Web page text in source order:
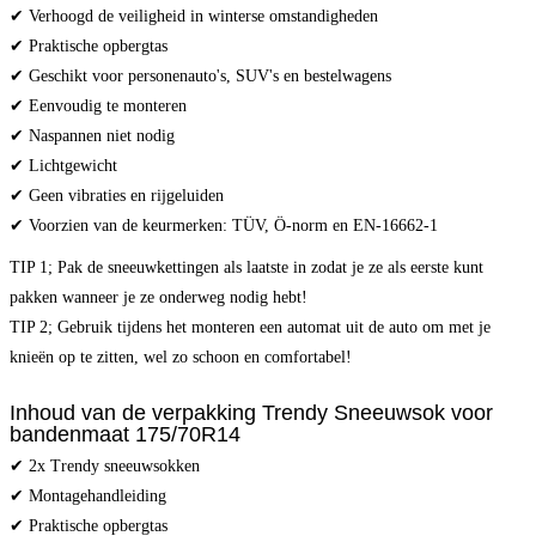
✔ Verhoogd de veiligheid in winterse omstandigheden
✔ Praktische opbergtas
✔ Geschikt voor personenauto's, SUV's en bestelwagens
✔ Eenvoudig te monteren
✔ Naspannen niet nodig
✔ Lichtgewicht
✔ Geen vibraties en rijgeluiden
✔ Voorzien van de keurmerken: TÜV, Ö-norm en EN-16662-1
TIP 1; Pak de sneeuwkettingen als laatste in zodat je ze als eerste kunt
pakken wanneer je ze onderweg nodig hebt!
TIP 2; Gebruik tijdens het monteren een automat uit de auto om met je
knieën op te zitten, wel zo schoon en comfortabel!
Inhoud van de verpakking Trendy Sneeuwsok voor
bandenmaat 175/70R14
✔ 2x Trendy sneeuwsokken
✔ Montagehandleiding
✔ Praktische opbergtas